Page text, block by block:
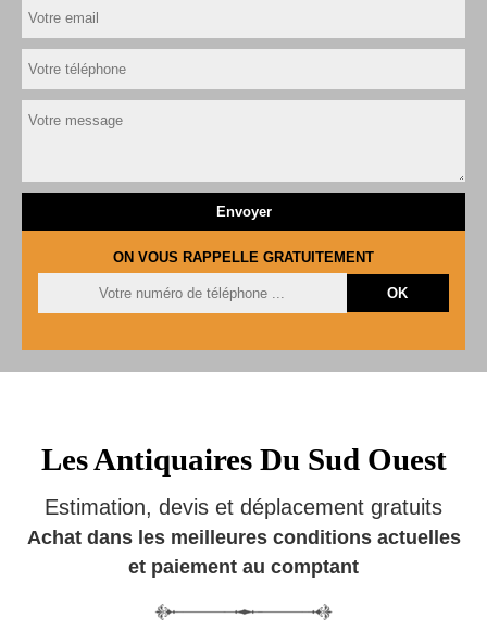
ON VOUS RAPPELLE GRATUITEMENT
Les Antiquaires Du Sud Ouest
Estimation, devis et déplacement gratuits
Achat dans les meilleures conditions actuelles
et paiement au comptant